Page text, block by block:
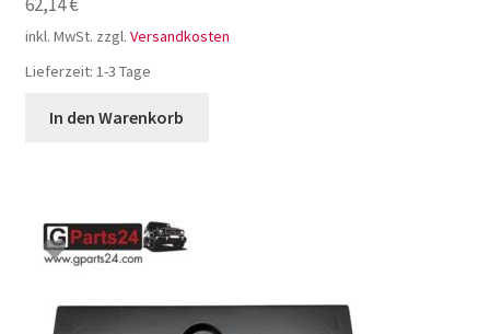
inkl. MwSt. zzgl. Versandkosten
Lieferzeit: 1-3 Tage
In den Warenkorb